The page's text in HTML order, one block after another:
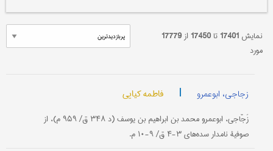
نمایش 17401تا17450 از17779
مورد
زجاجی، ابوعمرو | فاطمه کیایی
زَجّاجی، ابوعمرو محمد بن ابراهیم بن یوسف (د ۳۴۸ ق/ ۹۵۹ م)، از
صوفیۀ نامدار سده‌های ۳-۴ ق/ ۹-۱۰ م.